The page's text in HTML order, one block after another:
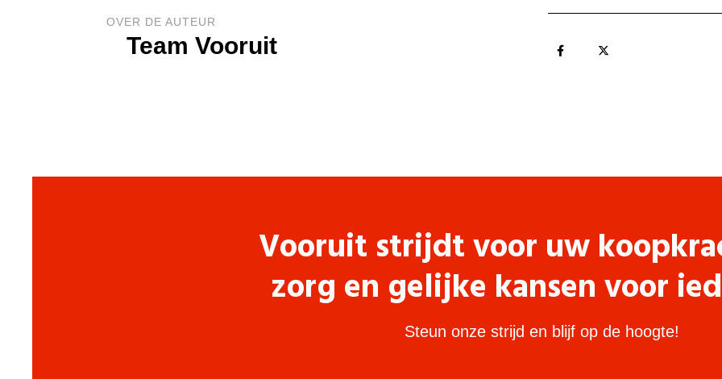
OVER DE AUTEUR
Team Vooruit
Vooruit strijdt voor uw
zorg en gelijke kansen voor
Steun onze strijd en blijf op de hoogte!